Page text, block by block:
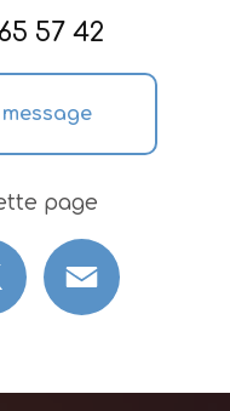
57 42
page